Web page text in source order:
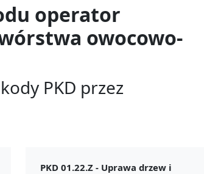
operator
owocowo-
PKD przez
PKD 01.22.Z - Uprawa drzew i